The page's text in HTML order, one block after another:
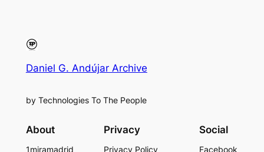
Daniel G. Andújar Archive
by Technologies To The People
About
1miramadrid
Privacy
Privacy Policy
Social
Facebook